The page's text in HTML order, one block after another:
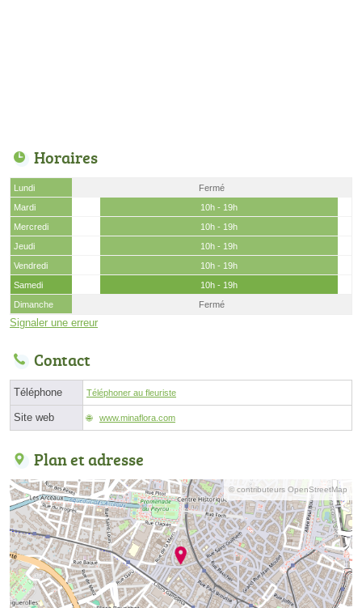
Horaires
Lundi
Fermé
Mardi
10h - 19h
Mercredi
10h - 19h
Jeudi
10h - 19h
Vendredi
10h - 19h
Samedi
10h - 19h
Dimanche
Fermé
Signaler une erreur
Contact
Téléphone Téléphoner au fleuriste
Site web www.minaflora.com
Plan et adresse
© contributeurs OpenStreetMap